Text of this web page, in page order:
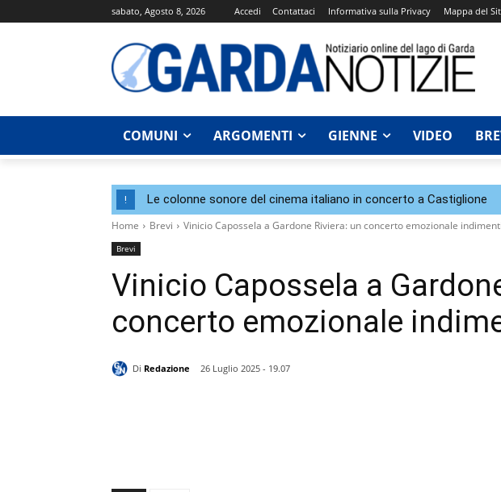
sabato, Agosto 8, 2026 Accedi Contattaci Informativa sulla Privacy Mappa del
COMUNI ARGOMENTI GIENNE VIDEO
! Le colonne sonore del cinema italiano in concerto a Castiglione
Home Brevi Vinicio Capossela a Gardone Riviera: un concerto emozionale
Brevi
Vinicio Capossela a
concerto emozionale
Di Redazione
26 Luglio 2025 - 19.07